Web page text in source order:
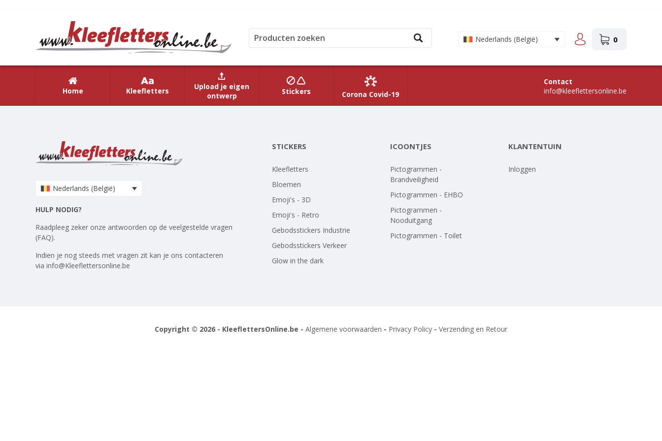
Nederlands (België) 0
Home Kleefletters
Upload je eigen
ontwerp
Stickers Corona Covid-19
Contact
info@kleeflettersonline.be
Nederlands (België)
HULP NODIG?
Raadpleeg zeker onze antwoorden op de veelgestelde vragen
(FAQ).
Indien je nog steeds met vragen zit kan je ons contacteren
via info@Kleeflettersonline.be
STICKERS
Kleefletters
Bloemen
Emoji's - 3D
Emoji's - Retro
Gebodsstickers Industrie
Gebodsstickers Verkeer
Glow in the dark
ICOONTJES
Pictogrammen -
Brandveiligheid
Pictogrammen - EHBO
Pictogrammen -
Nooduitgang
Pictogrammen - Toilet
KLANTENTUIN
Inloggen
Copyright © 2026 - KleeflettersOnline.be - Algemene voorwaarden - Privacy Policy - Verzending en Retour